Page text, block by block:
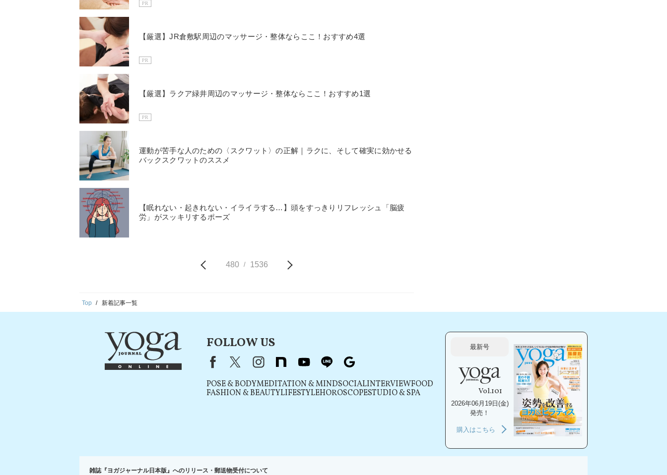
PR
【厳選】JR倉敷駅周辺のマッサージ・整体ならここ！おすすめ4選
PR
【厳選】ラクア緑井周辺のマッサージ・整体ならここ！おすすめ1選
PR
運動が苦手な人のための〈スクワット〉の正解｜ラクに、そして確実に効かせる
バックスクワットのススメ
【眠れない・起きれない・イライラする…】頭をすっきりリフレッシュ「脳疲
労」がスッキリするポーズ
480 / 1536
Top 新着記事一覧
FOLLOW US
FacebookX（旧Twitter）
instagram
note youtube line
POSE & BODYMEDITATION & MINDSOCIALINTERVIEWFOOD
FASHION & BEAUTYLIFESTYLEHOROSCOPESTUDIO & SPA
最新号
Vol.101
2026年06月19日(金)
発売！
購入はこちら
雑誌『ヨガジャーナル日本版』へのリリース・郵送物受付について